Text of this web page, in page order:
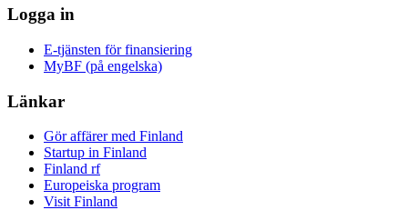
Logga in
E-tjänsten för finansiering
MyBF (på engelska)
Länkar
Gör affärer med Finland
Startup in Finland
Finland rf
Europeiska program
Visit Finland